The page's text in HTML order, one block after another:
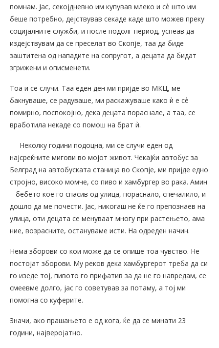
помнам. Јас, секојдневно им купував млеко и сѐ што им
беше потребно, дејствував секаде каде што можев преку
социјалните служби, и после подолг период, успеав да
издејствувам да се преселат во Скопје, таа да биде
заштитена од нападите на сопругот, а децата да бидат
згрижени и описменети.
Тоа и се случи. Таа еден ден ми пријде во МКЦ, ме
бакнуваше, се радуваше, ми раскажуваше како ѝ е сѐ
помирно, поспокојно, дека децата пораснале, а таа, се
вработила некаде со помош на брат ѝ.
Неколку години подоцна, ми се случи еден од
најсреќните мигови во мојот живот. Чекајќи автобус за
Белград на автобуската станица во Скопје, ми пријде едно
стројно, високо момче, со пиво и хамбургер во рака. Амин
– бебето кое го спасив од улица, пораснало, спечалило, и
дошло да ме почести. Јас, никогаш не ќе го препознаев на
улица, оти децата се менуваат многу при растењето, ама
ние, возрасните, остануваме исти. На одреден начин.
Нема зборови со кои може да се опише тоа чувство. Не
постојат зборови. Му реков дека хамбургерот треба да си
го изеде тој, пивото го прифатив за да не го навредам, се
смеевме долго, јас го советував за потаму, а тој ми
помогна со куферите.
Значи, ако прашањето е од кога, ќе да се минати 23
години, најверојатно.